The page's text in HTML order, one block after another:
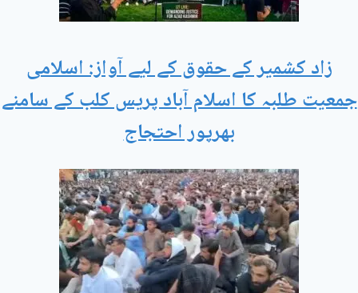
زاد کشمیر کے حقوق کے لیے آواز: اسلامی
جمعیت طلبہ کا اسلام آباد پریس کلب کے سامنے
بھرپور احتجاج